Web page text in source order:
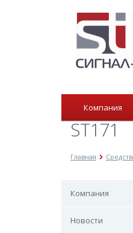
Компания
ST171
Главная
Компания
Новости